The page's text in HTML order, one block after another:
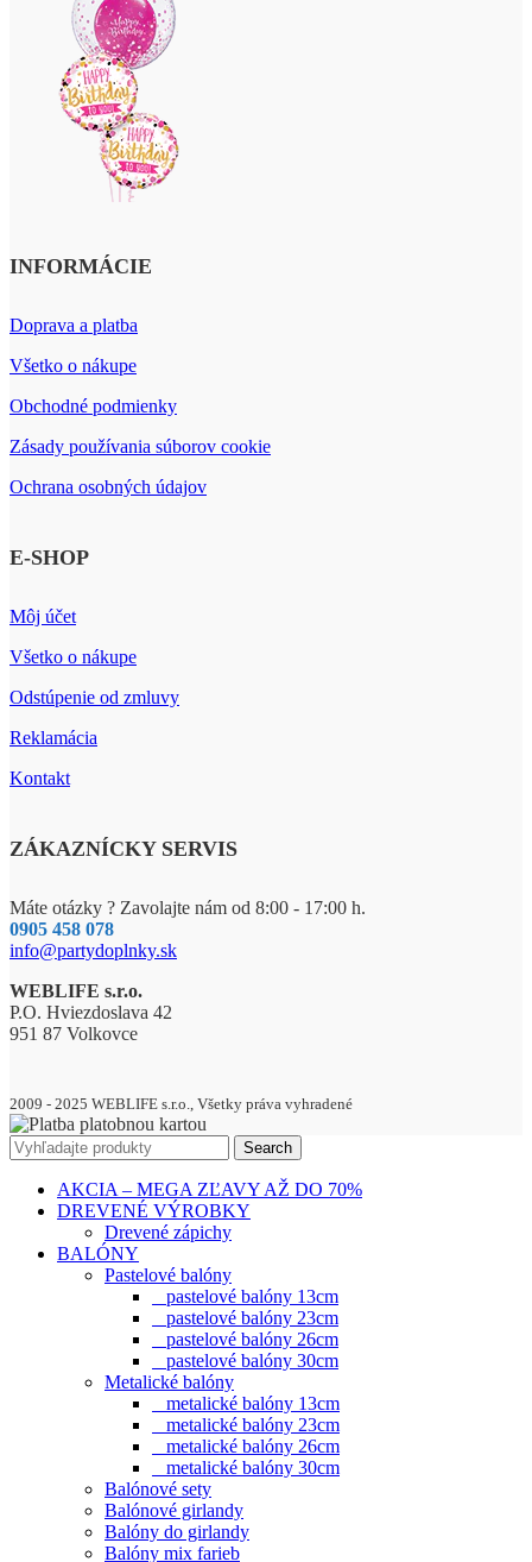
INFORMÁCIE
Doprava a platba
Všetko o nákupe
Obchodné podmienky
Zásady používania súborov cookie
Ochrana osobných údajov
E-SHOP
Môj účet
Všetko o nákupe
Odstúpenie od zmluvy
Reklamácia
Kontakt
ZÁKAZNÍCKY SERVIS
Máte otázky ? Zavolajte nám od 8:00 - 17:00 h.
0905 458 078
info@partydoplnky.sk
WEBLIFE s.r.o.
P.O. Hviezdoslava 42
951 87 Volkovce
2009 - 2025 WEBLIFE s.r.o., Všetky práva vyhradené
Search
AKCIA – MEGA ZĽAVY AŽ DO 70%
DREVENÉ VÝROBKY
Drevené zápichy
BALÓNY
Pastelové balóny
pastelové balóny 13cm
pastelové balóny 23cm
pastelové balóny 26cm
pastelové balóny 30cm
Metalické balóny
metalické balóny 13cm
metalické balóny 23cm
metalické balóny 26cm
metalické balóny 30cm
Balónové sety
Balónové girlandy
Balóny do girlandy
Balóny mix farieb